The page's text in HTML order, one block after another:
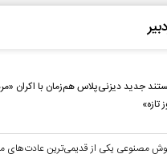
جدید دیزنی‌پلاس هم‌زمان با اکران
تازه»
مصنوعی یکی از قدیمی‌ترین عادت‌های ما